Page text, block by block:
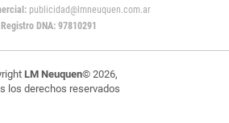
publicidad@lmneuquen.com.ar
Registro DNA: 97810291
LM Neuquen© 2026,
los derechos reservados